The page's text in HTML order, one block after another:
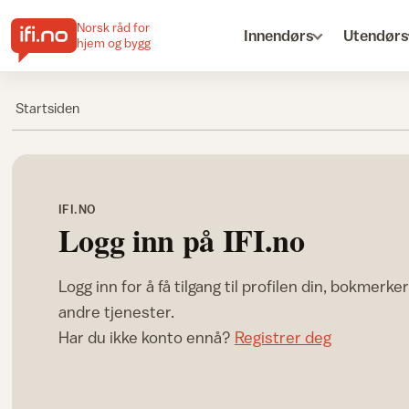
Norsk råd for
hjem og bygg
Innendørs Utendørs
Startsiden
IFI.NO
Logg inn på IFI.no
Logg inn for å få tilgang til profilen din,
andre tjenester.
Har du ikke konto ennå? Registrer deg